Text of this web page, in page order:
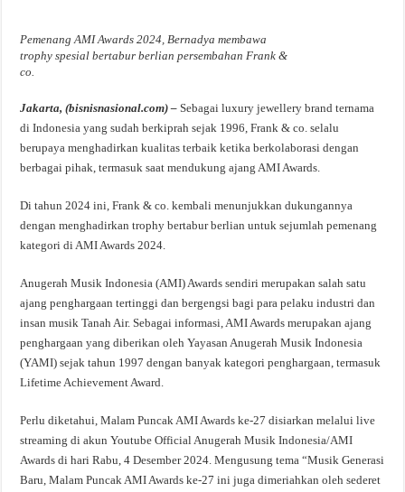
Pemenang AMI Awards 2024, Bernadya membawa
trophy spesial bertabur berlian persembahan Frank &
co.
Jakarta, (bisnisnasional.com) – Sebagai luxury jewellery brand ternama
di Indonesia yang sudah berkiprah sejak 1996, Frank & co. selalu
berupaya menghadirkan kualitas terbaik ketika berkolaborasi dengan
berbagai pihak, termasuk saat mendukung ajang AMI Awards.
Di tahun 2024 ini, Frank & co. kembali menunjukkan dukungannya
dengan menghadirkan trophy bertabur berlian untuk sejumlah pemenang
kategori di AMI Awards 2024.
Anugerah Musik Indonesia (AMI) Awards sendiri merupakan salah satu
ajang penghargaan tertinggi dan bergengsi bagi para pelaku industri dan
insan musik Tanah Air. Sebagai informasi, AMI Awards merupakan ajang
penghargaan yang diberikan oleh Yayasan Anugerah Musik Indonesia
(YAMI) sejak tahun 1997 dengan banyak kategori penghargaan, termasuk
Lifetime Achievement Award.
Perlu diketahui, Malam Puncak AMI Awards ke-27 disiarkan melalui live
streaming di akun Youtube Official Anugerah Musik Indonesia/AMI
Awards di hari Rabu, 4 Desember 2024. Mengusung tema “Musik Generasi
Baru, Malam Puncak AMI Awards ke-27 ini juga dimeriahkan oleh sederet